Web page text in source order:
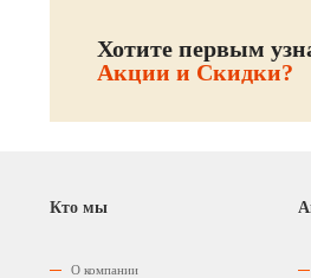
Хотите первым
Акции и Скидки?
Кто мы
О компании